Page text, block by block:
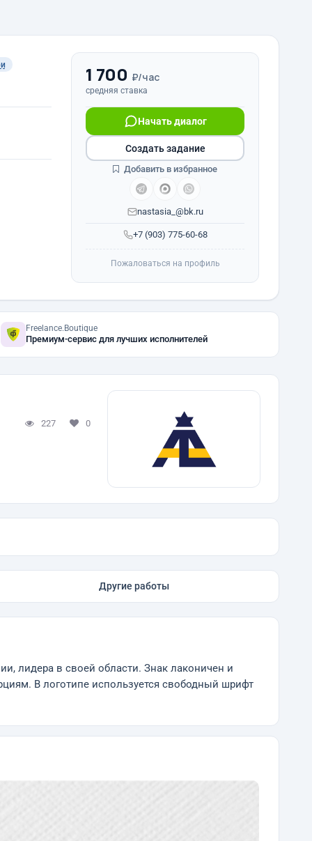
1 700 ₽/час
средняя ставка
+7 (903) 775-60-68
Начать диалог
nastasia_@bk.ru
Создать задание
Добавить в избранное
Пожаловаться на профиль
Freelance.Boutique
Премиум-сервис для лучших исполнителей
227 0
Другие работы
лидера в своей области. Знак лаконичен и
В логотипе используется свободный шрифт